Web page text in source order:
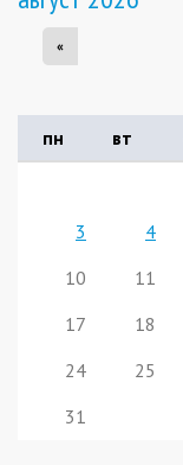
«
пн вт
3
4
10
11
17
18
24
25
31